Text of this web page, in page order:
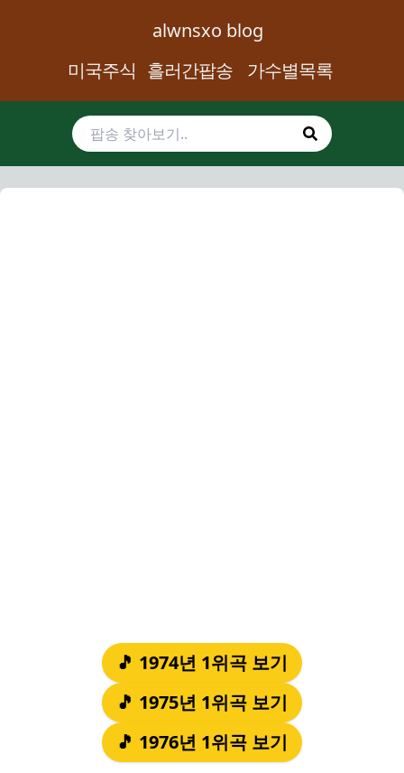
alwnsxo blog
미국주식 흘러간팝송 가수별목록
🎵 1974년 1위곡 보기
🎵 1975년 1위곡 보기
🎵 1976년 1위곡 보기